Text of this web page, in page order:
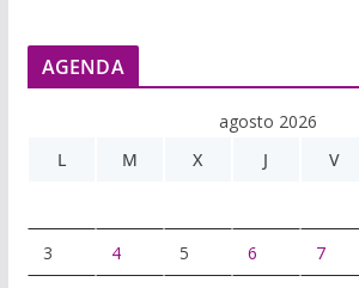
AGENDA
agosto 2026
L
M X J V
3 4 5 6 7